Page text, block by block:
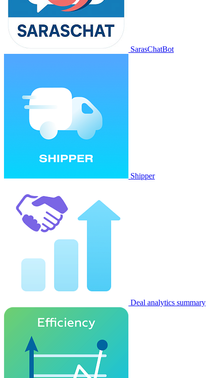
SarasChatBot
Shipper
Deal analytics summary